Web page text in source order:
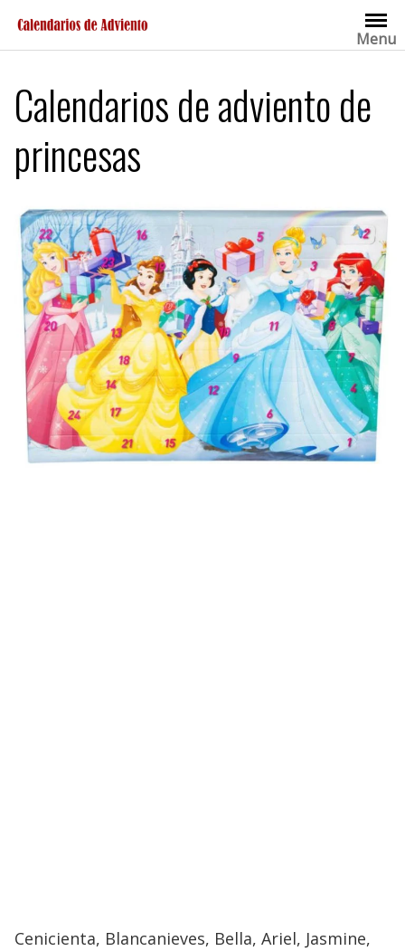
contenido
Menu
Calendarios de adviento de
princesas
Cenicienta, Blancanieves, Bella, Ariel, Jasmine,